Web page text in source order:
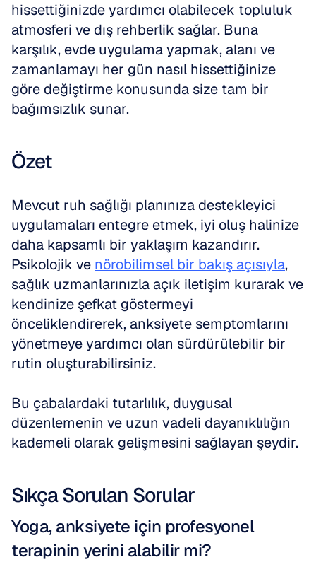
hissettiğinizde yardımcı olabilecek topluluk
atmosferi ve dış rehberlik sağlar. Buna
karşılık, evde uygulama yapmak, alanı ve
zamanlamayı her gün nasıl hissettiğinize
göre değiştirme konusunda size tam bir
bağımsızlık sunar.
Özet
Mevcut ruh sağlığı planınıza destekleyici
uygulamaları entegre etmek, iyi oluş halinize
daha kapsamlı bir yaklaşım kazandırır.
Psikolojik ve nörobilimsel bir bakış açısıyla,
sağlık uzmanlarınızla açık iletişim kurarak ve
kendinize şefkat göstermeyi
önceliklendirerek, anksiyete semptomlarını
yönetmeye yardımcı olan sürdürülebilir bir
rutin oluşturabilirsiniz.
Bu çabalardaki tutarlılık, duygusal
düzenlemenin ve uzun vadeli dayanıklılığın
kademeli olarak gelişmesini sağlayan şeydir.
Sıkça Sorulan Sorular
Yoga, anksiyete için profesyonel
terapinin yerini alabilir mi?